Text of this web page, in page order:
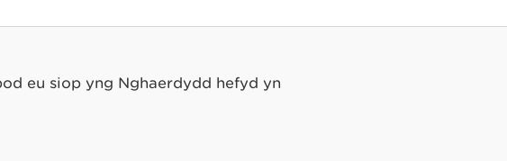
eu siop yng Nghaerdydd hefyd yn